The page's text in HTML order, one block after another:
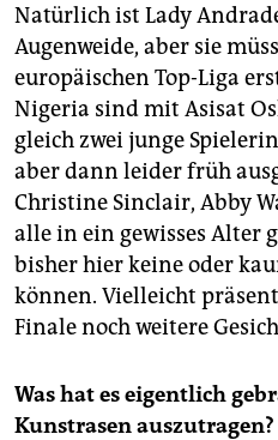
Natürlich ist Lady
Augenweide, aber sie
europäischen Top-Liga
Nigeria sind mit Asisat
gleich zwei junge
aber dann leider früh
Christine Sinclair, Abby
alle in ein gewisses Alter
bisher hier keine oder
können. Vielleicht
Finale noch weitere
Was hat es eigentlich
Kunstrasen auszutragen?